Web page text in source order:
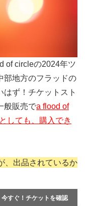
of circleの2024年ツ
部地方のフラッドの
ず！チケットスト
般販売でa flood of
しても、購入でき
、出品されているか
すぐ！チケットを確認